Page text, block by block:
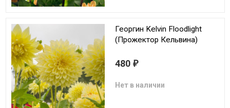
Георгин Kelvin Floodlight
(Прожектор Кельвина)
480 ₽
Нет в наличии